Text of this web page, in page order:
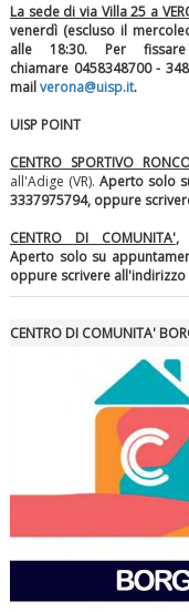
La sede di via Villa 25 a
venerdì (escluso il
alle 18:30. Per
chiamare 0458348700 -
mailverona@uisp.it.
UISP POINT
CENTRO SPORTIVO
all'Adige (VR). Aperto solo
3337975794, oppure
CENTRO DI COMUNITA',
Aperto solo su
oppure scrivere all'indirizzo
CENTRO DI COMUNITA'